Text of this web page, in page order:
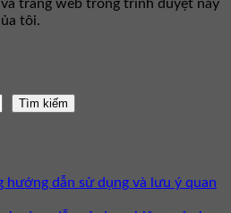
trang web trong trình duyệt này
tôi.
Tìm kiếm
hướng dẫn sử dụng và lưu ý quan